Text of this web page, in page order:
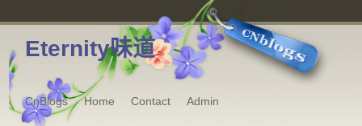
Eternity味道
CnBlogs Home Contact Admin